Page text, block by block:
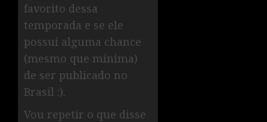
favorito dessa
temporada e se ele
possui alguma chance
(mesmo que mínima)
de ser publicado no
Brasil :).
Vou repetir o que disse